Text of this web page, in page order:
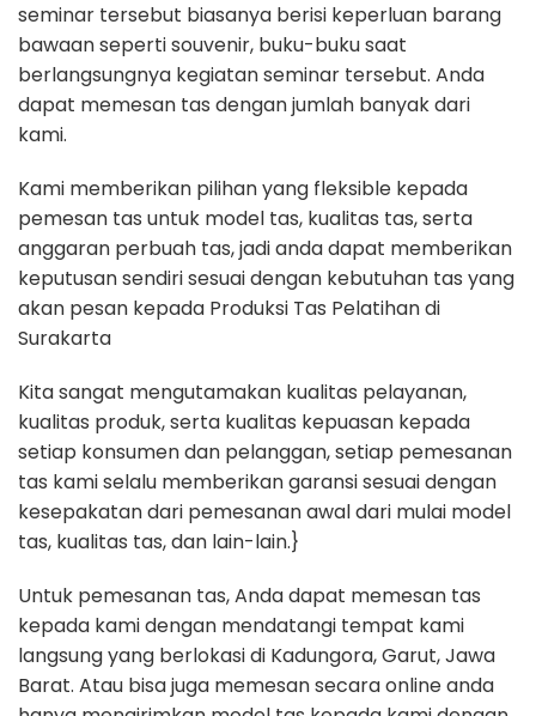
seminar tersebut biasanya berisi keperluan barang
bawaan seperti souvenir, buku-buku saat
berlangsungnya kegiatan seminar tersebut. Anda
dapat memesan tas dengan jumlah banyak dari
kami.
Kami memberikan pilihan yang fleksible kepada
pemesan tas untuk model tas, kualitas tas, serta
anggaran perbuah tas, jadi anda dapat memberikan
keputusan sendiri sesuai dengan kebutuhan tas yang
akan pesan kepada Produksi Tas Pelatihan di
Surakarta
Kita sangat mengutamakan kualitas pelayanan,
kualitas produk, serta kualitas kepuasan kepada
setiap konsumen dan pelanggan, setiap pemesanan
tas kami selalu memberikan garansi sesuai dengan
kesepakatan dari pemesanan awal dari mulai model
tas, kualitas tas, dan lain-lain.}
Untuk pemesanan tas, Anda dapat memesan tas
kepada kami dengan mendatangi tempat kami
langsung yang berlokasi di Kadungora, Garut, Jawa
Barat. Atau bisa juga memesan secara online anda